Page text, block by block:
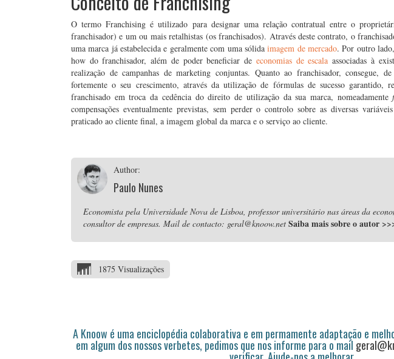
O termo Franchising é utilizado para designar uma relação contratual entre o
franchisador) e um ou mais retalhistas (os franchisados). Através deste contrato, o
uma marca já estabelecida e geralmente com uma sólidaimagem de mercado. Por outro
how do franchisador, além de poder beneficiar de economias de escala associadas à
realização de campanhas de marketing conjuntas. Quanto ao franchisador, consegue,
fortemente o seu crescimento, através da utilização de fórmulas de sucesso garantido,
franchisado em troca da cedência do direito de utilização da sua marca, nomeadamente
compensações eventualmente previstas, sem perder o controlo sobre as diversas
praticado ao cliente final, a imagem global da marca e o serviço ao cliente.
Author:
Paulo Nunes
Economista pela Universidade Nova de Lisboa, professor universitário nas áreas da
consultor de empresas. Mail de contacto: geral@knoow.net Saiba mais sobre o autor
1875 Visualizações
A Knoow é uma enciclopédia colaborativa e em permamente adaptação e
em algum dos nossos verbetes, pedimos que nos informe para o mail